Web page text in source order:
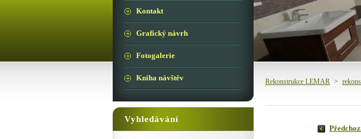
Rekonstrukce LEMAR >
Kontakt
Grafický návrh
Fotogalerie
Kniha návštěv
Vyhledávání